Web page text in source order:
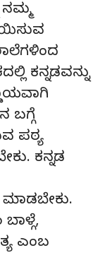
ನಮ್ಮ
ಕನ್ನಡವನ್ನು
ಬಗ್ಗೆ
ಪಠ್ಯ
ಕನ್ನಡ
ಎಂಬ